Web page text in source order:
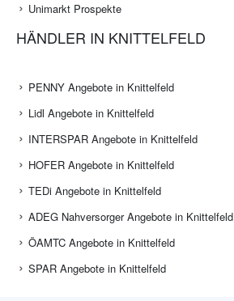
Unimarkt Prospekte
HÄNDLER IN KNITTELFELD
PENNY Angebote in Knittelfeld
Lidl Angebote in Knittelfeld
INTERSPAR Angebote in Knittelfeld
HOFER Angebote in Knittelfeld
TEDi Angebote in Knittelfeld
ADEG Nahversorger Angebote in Knittelfeld
ÖAMTC Angebote in Knittelfeld
SPAR Angebote in Knittelfeld